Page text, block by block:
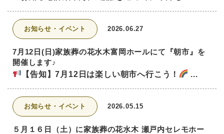
お知らせ・イベント 2026.06.27
7月12日(日)家族葬の花水木富岡ホールにて『朝市』を
開催します♪
【告知】7月12日は楽しい朝市へ行こう！
...
お知らせ・イベント 2026.05.15
５月１６日（土）に家族葬の花水木 瀬戸内セレモホー